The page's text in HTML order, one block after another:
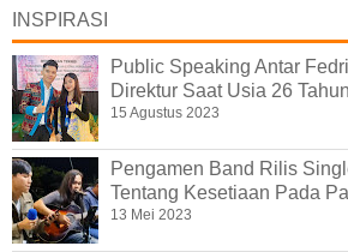
INSPIRASI
Public Speaking Antar
Direktur Saat Usia 26 Tahun
15 Agustus 2023
Pengamen Band Rilis
Tentang Kesetiaan Pada
13 Mei 2023